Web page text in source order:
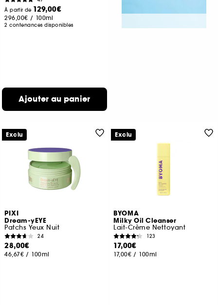
À partir de 129,00€
296,00€ / 100ml
2 contenances disponibles
Ajouter au panier
PIXI
Dream-yEYE
Patchs Yeux Nuit
24
28,00€
46,67€ / 100ml
Exclu
BYOMA
Milky Oil Cleanser
Lait-Crème Nettoyant
123
17,00€
17,00€ / 100ml
Exclu